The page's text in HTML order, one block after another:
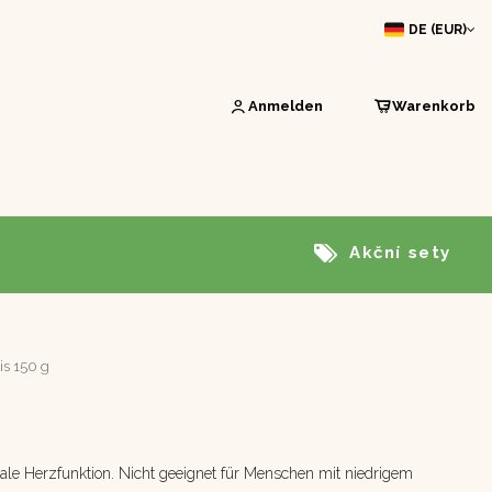
DE (EUR)
Anmelden Warenkorb
Akční sety
150 g
Herzfunktion. Nicht geeignet für Menschen mit niedrigem